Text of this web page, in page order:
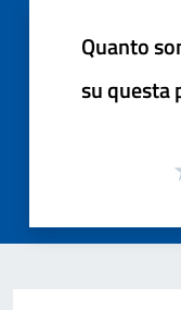
Quanto
su questa